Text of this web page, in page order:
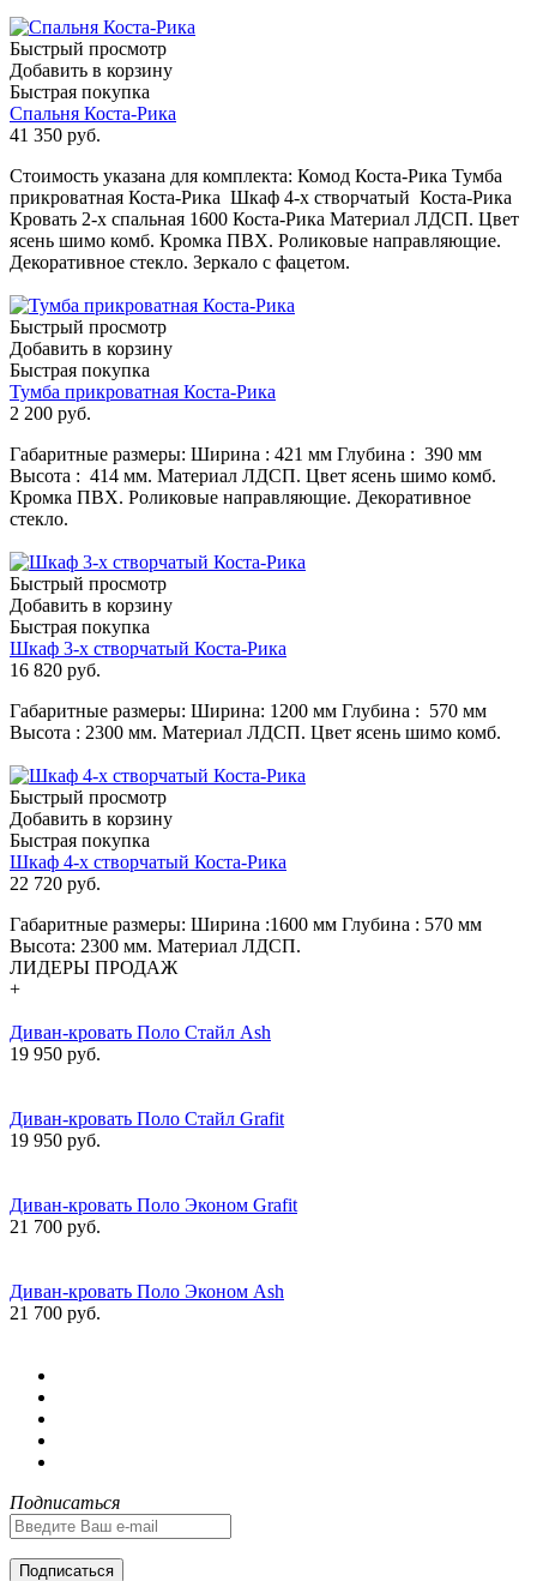
Быстрый просмотр
Добавить в корзину
Быстрая покупка
Спальня Коста-Рика
41 350 руб.
Стоимость указана для комплекта: Комод Коста-Рика Тумба
прикроватная Коста-Рика Шкаф 4-х створчатый Коста-Рика
Кровать 2-х спальная 1600 Коста-Рика Материал ЛДСП. Цвет
ясень шимо комб. Кромка ПВХ. Роликовые направляющие.
Декоративное стекло. Зеркало с фацетом.
Быстрый просмотр
Добавить в корзину
Быстрая покупка
Тумба прикроватная Коста-Рика
2 200 руб.
Габаритные размеры: Ширина : 421 мм Глубина : 390 мм
Высота : 414 мм. Материал ЛДСП. Цвет ясень шимо комб.
Кромка ПВХ. Роликовые направляющие. Декоративное
стекло.
Быстрый просмотр
Добавить в корзину
Быстрая покупка
Шкаф 3-х створчатый Коста-Рика
16 820 руб.
Габаритные размеры: Ширина: 1200 мм Глубина : 570 мм
Высота : 2300 мм. Материал ЛДСП. Цвет ясень шимо комб.
Быстрый просмотр
Добавить в корзину
Быстрая покупка
Шкаф 4-х створчатый Коста-Рика
22 720 руб.
Габаритные размеры: Ширина :1600 мм Глубина : 570 мм
Высота: 2300 мм. Материал ЛДСП.
ЛИДЕРЫ ПРОДАЖ
+
Диван-кровать Поло Стайл Ash
19 950 руб.
Диван-кровать Поло Стайл Grafit
19 950 руб.
Диван-кровать Поло Эконом Grafit
21 700 руб.
Диван-кровать Поло Эконом Ash
21 700 руб.
Подписаться
Подписаться